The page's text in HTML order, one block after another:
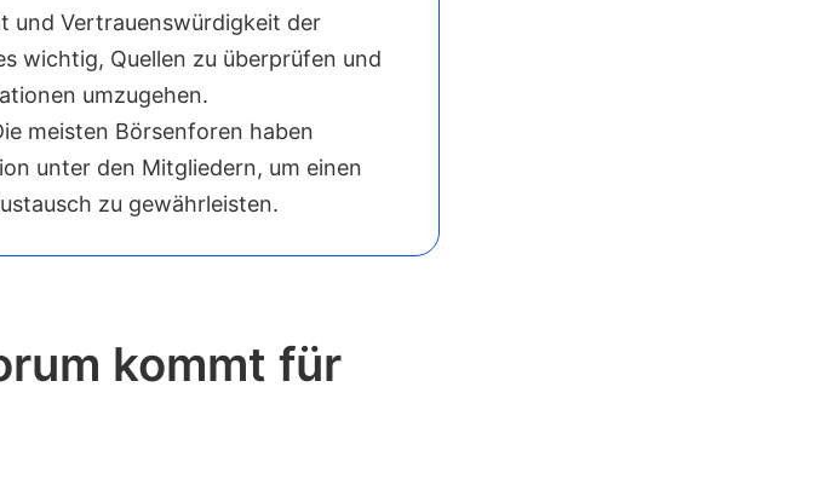
und Vertrauenswürdigkeit der
wichtig, Quellen zu überprüfen und
umzugehen.
meisten Börsenforen haben
unter den Mitgliedern, um einen
zu gewährleisten.
kommt für